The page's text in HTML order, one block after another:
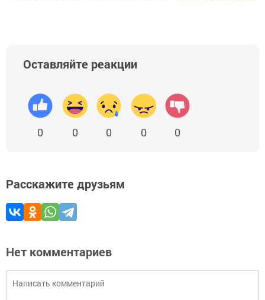
Оставляйте реакции
0 0 0 0 0
Расскажите друзьям
Нет комментариев